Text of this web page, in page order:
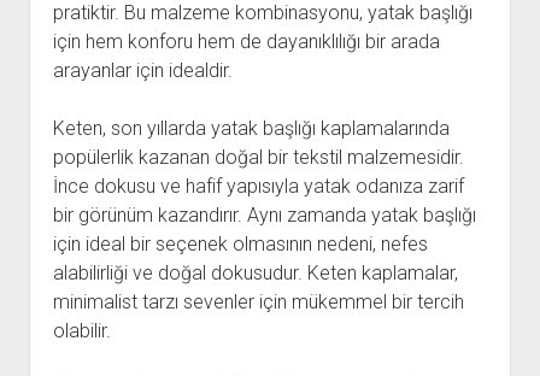
pratiktir. Bu malzeme kombinasyonu, yatak başlığı
için hem konforu hem de dayanıklılığı bir arada
arayanlar için idealdir.
Keten, son yıllarda yatak başlığı kaplamalarında
popülerlik kazanan doğal bir tekstil malzemesidir.
İnce dokusu ve hafif yapısıyla yatak odanıza zarif
bir görünüm kazandırır. Aynı zamanda yatak başlığı
için ideal bir seçenek olmasının nedeni, nefes
alabilirliği ve doğal dokusudur. Keten kaplamalar,
minimalist tarzı sevenler için mükemmel bir tercih
olabilir.